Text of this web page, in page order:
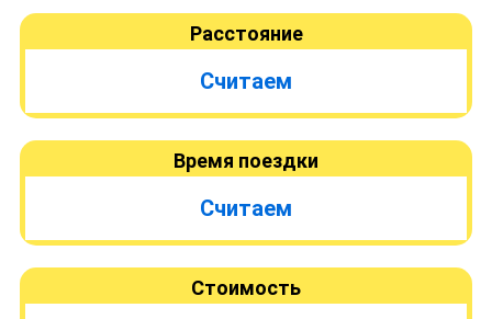
Расстояние
Считаем
Время поездки
Считаем
Стоимость